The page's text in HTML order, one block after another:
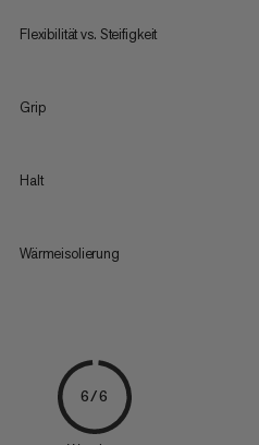
Flexibilität vs. Steifigkeit
Grip
Halt
Wärmeisolierung
6/6